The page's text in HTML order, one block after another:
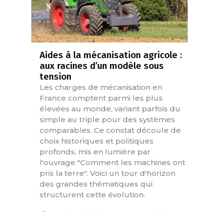
Aides à la mécanisation agricole :
aux racines d’un modèle sous
tension
Les charges de mécanisation en
France comptent parmi les plus
élevées au monde, variant parfois du
simple au triple pour des systèmes
comparables. Ce constat découle de
choix historiques et politiques
profonds, mis en lumière par
l'ouvrage "Comment les machines ont
pris la terre". Voici un tour d'horizon
des grandes thématiques qui
structurent cette évolution.